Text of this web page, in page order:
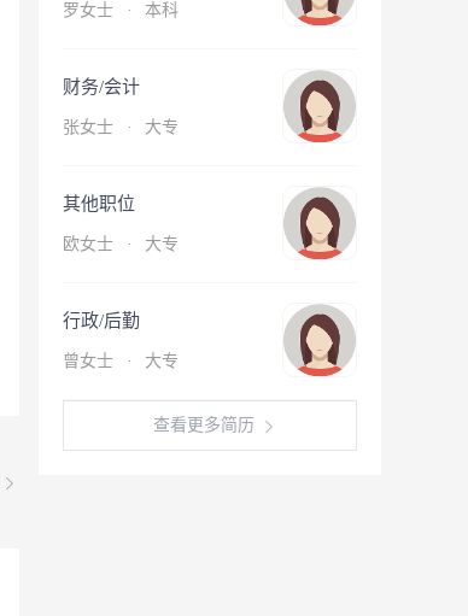
罗女士 · 本科
财务/会计
张女士 · 大专
其他职位
欧女士 · 大专
行政/后勤
曾女士 · 大专
查看更多简历